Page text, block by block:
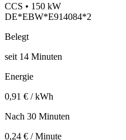
CCS • 150 kW
DE*EBW*E914084*2
Belegt
seit 14 Minuten
Energie
0,91 € / kWh
Nach 30 Minuten
0,24 € / Minute